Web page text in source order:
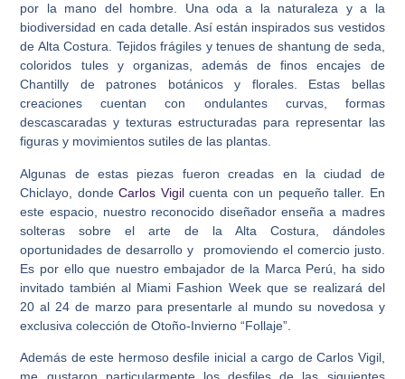
por la mano del hombre. Una oda a la naturaleza y a la
biodiversidad en cada detalle. Así están inspirados sus vestidos
de Alta Costura. Tejidos frágiles y tenues de shantung de seda,
coloridos tules y organizas, además de finos encajes de
Chantilly de patrones botánicos y florales. Estas bellas
creaciones cuentan con ondulantes curvas, formas
descascaradas y texturas estructuradas para representar las
figuras y movimientos sutiles de las plantas.
Algunas de estas piezas fueron creadas en la ciudad de
Chiclayo, dondeCarlos Vigilcuenta con un pequeño taller. En
este espacio, nuestro reconocido diseñador enseña a madres
solteras sobre el arte de la Alta Costura, dándoles
oportunidades de desarrollo y promoviendo el comercio justo.
Es por ello que nuestro embajador de la Marca Perú, ha sido
invitado también al Miami Fashion Week que se realizará del
20 al 24 de marzo para presentarle al mundo su novedosa y
exclusiva colección de Otoño-Invierno “Follaje”.
Además de este hermoso desfile inicial a cargo de Carlos Vigil,